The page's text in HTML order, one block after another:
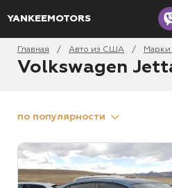
YANKEEMOTORS
Главная / Авто из США / Марки
Volkswagen
по популярности